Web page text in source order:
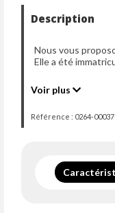
Description
Nous vous
Elle a été
Voir plus
Référence : 0264-